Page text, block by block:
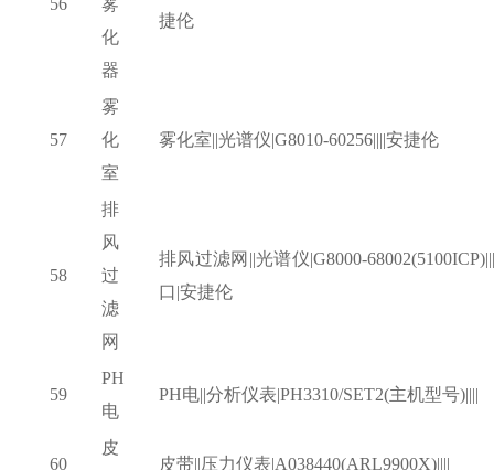
化
器
捷伦
57
雾
化
室
雾化室||光谱仪|G8010-60256||||安捷伦
58
排
风
过
滤
网
排风过滤网 ||光谱仪|G8000-
口|安捷伦
59
PH
电
PH电||分析仪表|PH3310/SET2(主机型号)||||
60
皮
皮带||压力仪表|A038440(ARL9900X)||||